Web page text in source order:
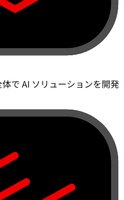
で AI ソリューションを開発